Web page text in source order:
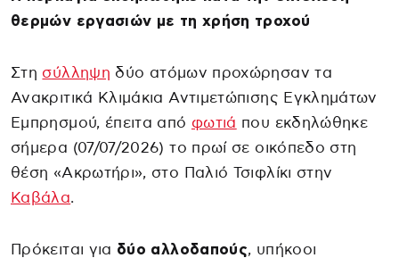
θερμών εργασιών με τη χρήση τροχού
Στη σύλληψη δύο ατόμων προχώρησαν τα
Ανακριτικά Κλιμάκια Αντιμετώπισης Εγκλημάτων
Εμπρησμού, έπειτα από φωτιά που εκδηλώθηκε
σήμερα (07/07/2026) το πρωί σε οικόπεδο στη
θέση «Ακρωτήρι», στο Παλιό Τσιφλίκι στην
Καβάλα.
Πρόκειται για δύο αλλοδαπούς, υπήκοοι